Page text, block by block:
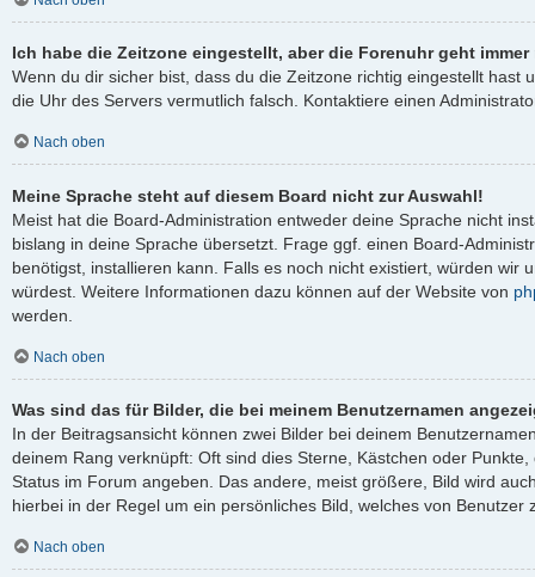
Ich habe die Zeitzone eingestellt, aber die Forenuhr geht
Wenn du dir sicher bist, dass du die Zeitzone richtig eingestellt hast
die Uhr des Servers vermutlich falsch. Kontaktiere einen
Nach oben
Meine Sprache steht auf diesem Board nicht zur Auswahl!
Meist hat die Board-Administration entweder deine Sprache nicht
bislang in deine Sprache übersetzt. Frage ggf. einen Board-
benötigst, installieren kann. Falls es noch nicht existiert, würden wir
würdest. Weitere Informationen dazu können auf der Website von
werden.
Nach oben
Was sind das für Bilder, die bei meinem Benutzernamen
In der Beitragsansicht können zwei Bilder bei deinem
deinem Rang verknüpft: Oft sind dies Sterne, Kästchen oder
Status im Forum angeben. Das andere, meist größere, Bild wird
hierbei in der Regel um ein persönliches Bild, welches von Benutzer
Nach oben